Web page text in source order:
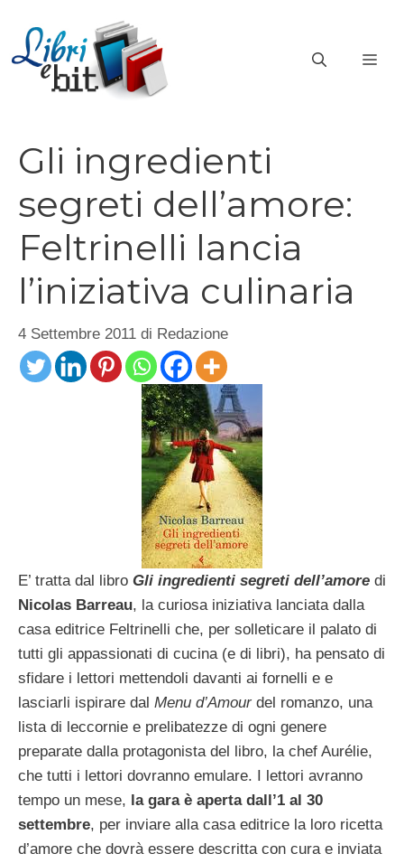
contenuto
Gli ingredienti
segreti dell’amore:
Feltrinelli lancia
l’iniziativa culinaria
4 Settembre 2011 di Redazione
E’ tratta dal libro Gli ingredienti segreti dell’amore di
Nicolas Barreau, la curiosa iniziativa lanciata dalla
casa editrice Feltrinelli che, per solleticare il palato di
tutti gli appassionati di cucina (e di libri), ha pensato di
sfidare i lettori mettendoli davanti ai fornelli e e
lasciarli ispirare dal Menu d’Amourdel romanzo, una
lista di leccornie e prelibatezze di ogni genere
preparate dalla protagonista del libro, la chef Aurélie,
che tutti i lettori dovranno emulare. I lettori avranno
tempo un mese, la gara è aperta dall’1 al 30
settembre, per inviare alla casa editrice la loro ricetta
d’amore che dovrà essere descritta con cura e inviata